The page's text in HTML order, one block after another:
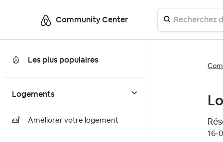
Community Center
Les plus populaires
Logements
Améliorer votre logement
‎16-